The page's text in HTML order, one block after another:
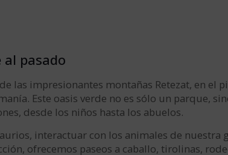
pasado
las impresionantes montañas Retezat, en el
Este oasis verde no es sólo un parque,
desde los niños hasta los abuelos.
interactuar con los animales de nuestra
ofrecemos paseos a caballo, tirolinas,